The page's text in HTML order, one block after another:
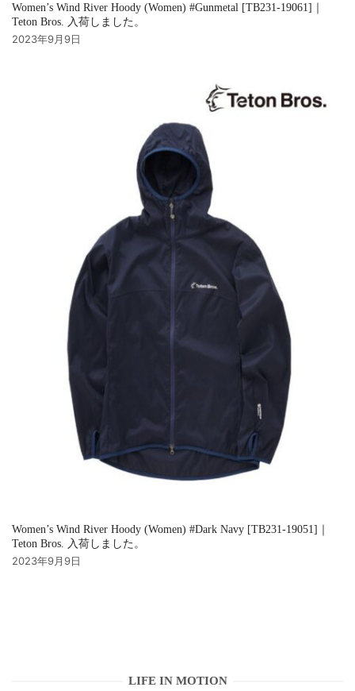
Women’s Wind River Hoody (Women) #Gunmetal [TB231-19061]｜
Teton Bros. 入荷しました。
2023年9月9日
Women’s Wind River Hoody (Women) #Dark Navy [TB231-19051]｜
Teton Bros. 入荷しました。
2023年9月9日
LIFE IN MOTION